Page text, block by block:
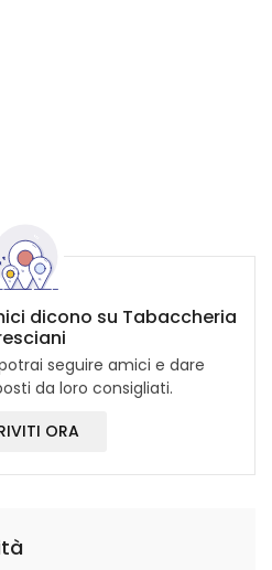
dicono su Tabaccheria
seguire amici e dare
da loro consigliati.
ORA